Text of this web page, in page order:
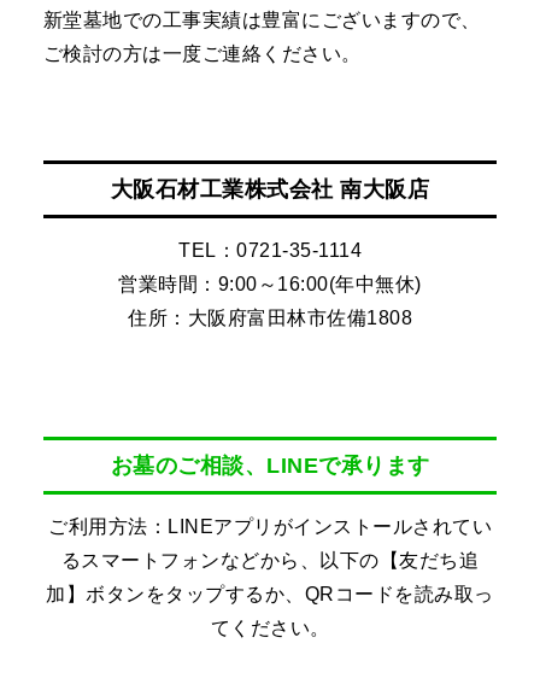
新堂墓地での工事実績は豊富にございますので、
ご検討の方は一度ご連絡ください。
大阪石材工業株式会社 南大阪店
TEL：0721-35-1114
営業時間：9:00～16:00(年中無休)
住所：大阪府富田林市佐備1808
お墓のご相談、LINEで承ります
ご利用方法：LINEアプリがインストールされてい
るスマートフォンなどから、以下の【友だち追
加】ボタンをタップするか、QRコードを読み取っ
てください。